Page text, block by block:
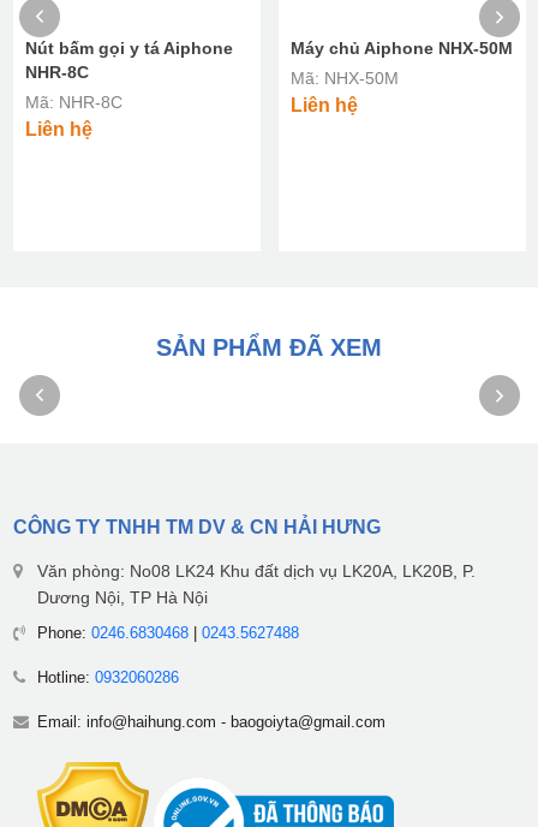
Nút bấm gọi y tá Aiphone
NHR-8C
Mã: NHR-8C
Liên hệ
Máy chủ Aiphone NHX-50M
Mã: NHX-50M
Liên hệ
SẢN PHẨM ĐÃ XEM
CÔNG TY TNHH TM DV & CN HẢI HƯNG
Văn phòng: No08 LK24 Khu đất dịch vụ LK20A, LK20B, P.
Dương Nội, TP Hà Nội
Phone: 0246.6830468| 0243.5627488
Hotline: 0932060286
Email: info@haihung.com - baogoiyta@gmail.com